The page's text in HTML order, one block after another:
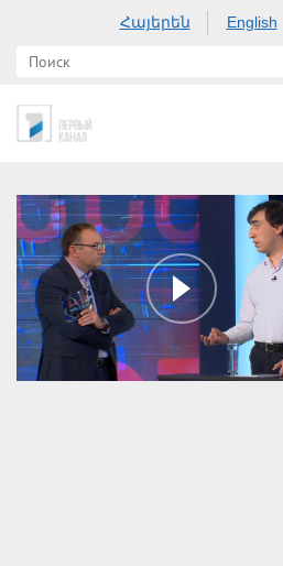
Հայերեն English